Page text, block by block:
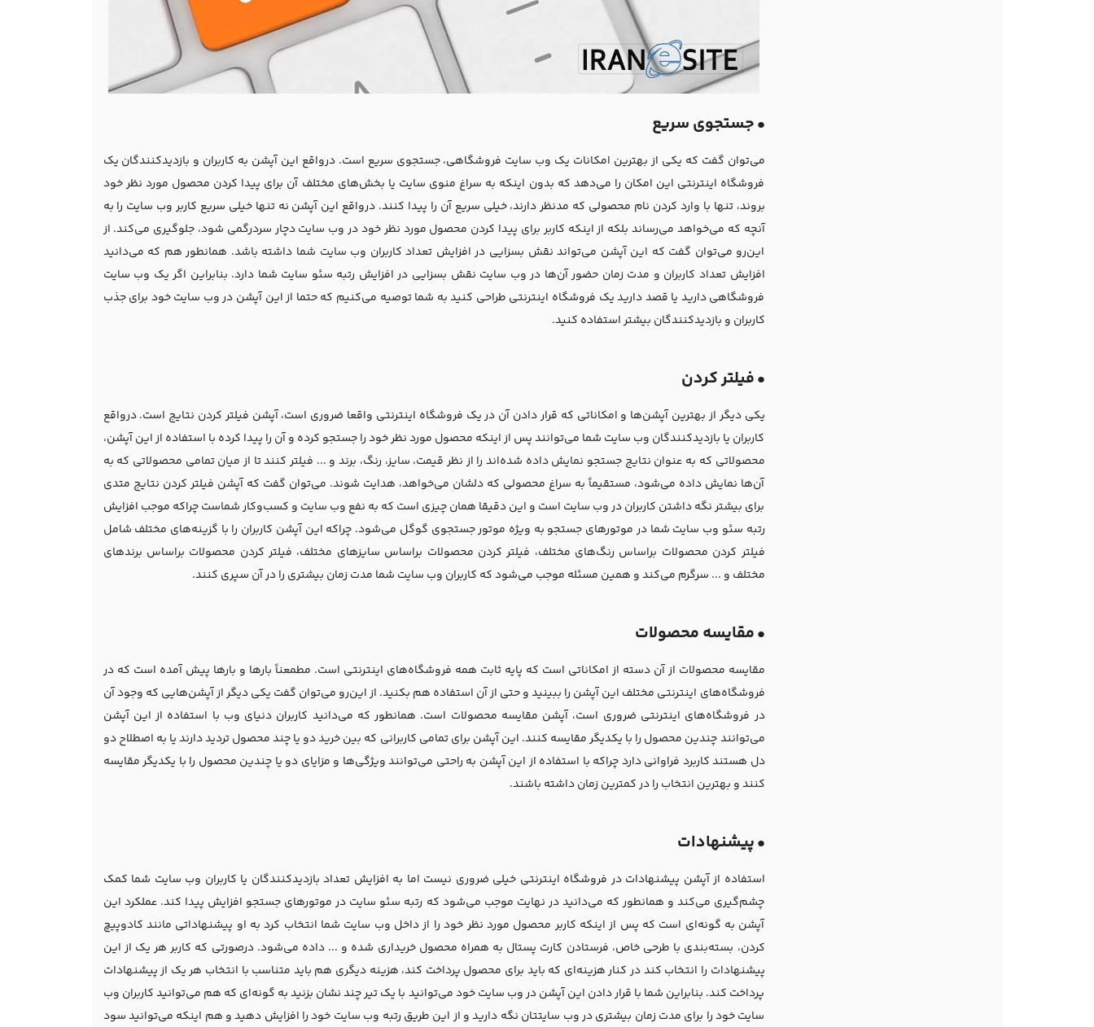
•جستجوی سریع
می‌توان گفت که یکی از بهترین امکانات یک وب سایت فروشگاهی، جستجوی سریع است. درواقع این آپشن به کاربران و بازدیدکنندگان یک
فروشگاه اینترنتی این امکان را می‌دهد که بدون اینکه به سراغ منوی سایت یا بخش‌های مختلف آن برای پیدا کردن محصول مورد نظر خود
بروند، تنها با وارد کردن نام محصولی که مدنظر دارند، خیلی سریع آن را پیدا کنند. درواقع این آپشن نه تنها خیلی سریع کاربر وب سایت را به
آنچه که می‌خواهد می‌رساند بلکه از اینکه کاربر برای پیدا کردن محصول مورد نظر خود در وب سایت دچار سردرگمی شود، جلوگیری می‌کند. از
این‌رو می‌توان گفت که این آپشن می‌تواند نقش بسزایی در افزایش تعداد کاربران وب سایت شما داشته باشد. همانطور هم که می‌دانید
افزایش تعداد کاربران و مدت زمان حضور آن‌ها در وب سایت نقش بسزایی در افزایش رتبه سئو سایت شما دارد. بنابراین اگر یک وب سایت
فروشگاهی دارید یا قصد دارید یک فروشگاه اینترنتی طراحی کنید به شما توصیه می‌کنیم که حتما از این آپشن در وب سایت خود برای جذب
کاربران و بازدیدکنندگان بیشتر استفاده کنید.
•فیلتر کردن
یکی دیگر از بهترین آپشن‌ها و امکاناتی که قرار دادن آن در یک فروشگاه اینترنتی واقعا ضروری است، آپشن فیلتر کردن نتایج است. درواقع
کاربران یا بازدیدکنندگان وب سایت شما می‌توانند پس از اینکه محصول مورد نظر خود را جستجو کرده و آن را پیدا کرده با استفاده از این آپشن،
محصولاتی که به عنوان نتایج جستجو نمایش داده شده‌اند را از نظر قیمت، سایز، رنگ، برند و ... فیلتر کنند تا از میان تمامی محصولاتی که به
آن‌ها نمایش داده می‌شود، مستقیماً به سراغ محصولی که دلشان می‌خواهد، هدایت شوند. می‌توان گفت که آپشن فیلتر کردن نتایج متدی
برای بیشتر نگه داشتن کاربران در وب سایت است و این دقیقا همان چیزی است که به نفع وب سایت و کسب‌و‌کار شماست چراکه موجب افزایش
رتبه سئو وب سایت شما در موتورهای جستجو به ویژه موتور جستجوی گوگل می‌شود. چراکه این آپشن کاربران را با گزینه‌های مختلف شامل
فیلتر کردن محصولات براساس رنگ‌های مختلف، فیلتر کردن محصولات براساس سایزهای مختلف، فیلتر کردن محصولات براساس برندهای
مختلف و ... سرگرم می‌کند و همین مسئله موجب می‌‌شود که کاربران وب سایت شما مدت زمان بیشتری را در آن سپری کنند.
•مقایسه محصولات
مقایسه محصولات از آن دسته از امکاناتی است که پایه ثابت همه فروشگاه‌های اینترنتی است. مطمعناً بارها و بارها پیش آمده است که در
فروشگاه‌های اینترنتی مختلف این آپشن را ببینید و حتی از آن استفاده هم بکنید. از این‌رو می‌توان گفت یکی دیگر از آپشن‌هایی که وجود آن
در فروشگاه‌های اینترنتی ضروری است، آپشن مقایسه محصولات است. همانطور که می‌دانید کاربران دنیای وب با استفاده از این آپشن
می‌توانند چندین محصول را با یکدیگر مقایسه کنند. این آپشن برای تمامی کاربرانی که بین خرید دو یا چند محصول تردید دارند یا به اصطلاح دو
دل هستند کاربرد فراوانی دارد چراکه با استفاده از این آپشن به راحتی می‌توانند ویژگی‌ها و مزایای دو یا چندین محصول را با یکدیگر مقایسه
کنند و بهترین انتخاب را در کمترین زمان داشته باشند.
•پیشنهادات
استفاده از آپشن پیشنهادات در فروشگاه اینترنتی خیلی ضروری نیست اما به افزایش تعداد بازدیدکنندگان یا کاربران وب سایت شما کمک
چشم‌گیری می‌کند و همانطور که می‌دانید در نهایت موجب می‌شود که رتبه سئو سایت در موتورهای جستجو افزایش پیدا کند. عملکرد این
آپشن به گونه‌ای است که پس از اینکه کاربر محصول مورد نظر خود را از داخل وب سایت شما انتخاب کرد به او پیشنهاداتی مانند کادوپیچ
کردن، بسته‌بندی با طرحی خاص، فرستادن کارت پستال به همراه محصول خریداری شده و ... داده می‌شود. درصورتی که کاربر هر یک از این
پیشنهادات را انتخاب کند در کنار هزینه‌ای که باید برای محصول پرداخت کند، هزینه دیگری هم باید متناسب با انتخاب هر یک از پیشنهادات
پرداخت کند. بنابراین شما با قرار دادن این آپشن در وب سایت خود می‌توانید با یک تیر چند نشان بزنید به گونه‌ای که هم می‌توانید کاربران وب
سایت خود را برای مدت زمان بیشتری در وب سایتتان نگه‌ دارید و از این طریق رتبه وب سایت خود را افزایش دهید و هم اینکه می‌توانید سود